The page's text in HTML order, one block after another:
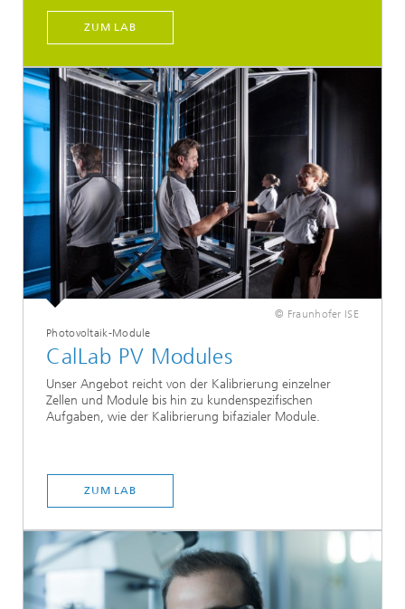
ZUM LAB
© Fraunhofer ISE
Photovoltaik-Module
CalLab PV Modules
Unser Angebot reicht von der Kalibrierung einzelner
Zellen und Module bis hin zu kundenspezifischen
Aufgaben, wie der Kalibrierung bifazialer Module.
ZUM LAB